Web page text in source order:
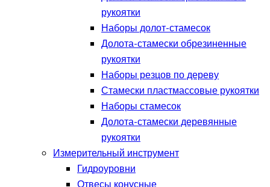
рукоятки
Наборы долот-стамесок
Долота-стамески обрезиненные
рукоятки
Наборы резцов по дереву
Стамески пластмассовые рукоятки
Наборы стамесок
Долота-стамески деревянные
рукоятки
Измерительный инструмент
Гидроуровни